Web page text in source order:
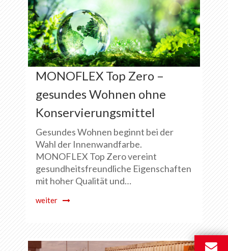
MONOFLEX Top Zero –
gesundes Wohnen ohne
Konservierungsmittel
Gesundes Wohnen beginnt bei der
Wahl der Innenwandfarbe.
MONOFLEX Top Zero vereint
gesundheitsfreundliche Eigenschaften
mit hoher Qualität und…
weiter